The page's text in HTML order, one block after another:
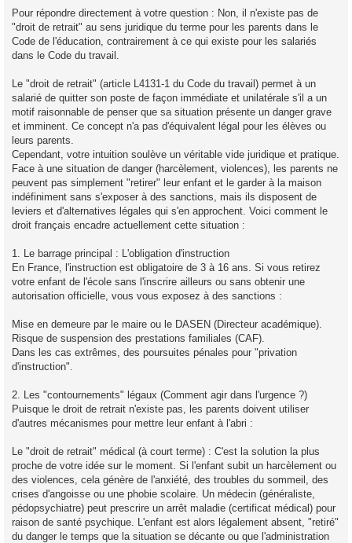
Pour répondre directement à votre question : Non, il n'existe pas de
"droit de retrait" au sens juridique du terme pour les parents dans le
Code de l'éducation, contrairement à ce qui existe pour les salariés
dans le Code du travail.
Le "droit de retrait" (article L4131-1 du Code du travail) permet à un
salarié de quitter son poste de façon immédiate et unilatérale s'il a un
motif raisonnable de penser que sa situation présente un danger grave
et imminent. Ce concept n'a pas d'équivalent légal pour les élèves ou
leurs parents.
Cependant, votre intuition soulève un véritable vide juridique et pratique.
Face à une situation de danger (harcèlement, violences), les parents ne
peuvent pas simplement "retirer" leur enfant et le garder à la maison
indéfiniment sans s'exposer à des sanctions, mais ils disposent de
leviers et d'alternatives légales qui s'en approchent. Voici comment le
droit français encadre actuellement cette situation :
1. Le barrage principal : L'obligation d'instruction
En France, l'instruction est obligatoire de 3 à 16 ans. Si vous retirez
votre enfant de l'école sans l'inscrire ailleurs ou sans obtenir une
autorisation officielle, vous vous exposez à des sanctions :
Mise en demeure par le maire ou le DASEN (Directeur académique).
Risque de suspension des prestations familiales (CAF).
Dans les cas extrêmes, des poursuites pénales pour "privation
d'instruction".
2. Les "contournements" légaux (Comment agir dans l'urgence ?)
Puisque le droit de retrait n'existe pas, les parents doivent utiliser
d'autres mécanismes pour mettre leur enfant à l'abri :
Le "droit de retrait" médical (à court terme) : C'est la solution la plus
proche de votre idée sur le moment. Si l'enfant subit un harcèlement ou
des violences, cela génère de l'anxiété, des troubles du sommeil, des
crises d'angoisse ou une phobie scolaire. Un médecin (généraliste,
pédopsychiatre) peut prescrire un arrêt maladie (certificat médical) pour
raison de santé psychique. L'enfant est alors légalement absent, "retiré"
du danger le temps que la situation se décante ou que l'administration